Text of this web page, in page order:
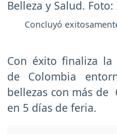
Concluyó
Con éxito finaliza la
de Colombia
bellezas con más
en 5 días de feria.